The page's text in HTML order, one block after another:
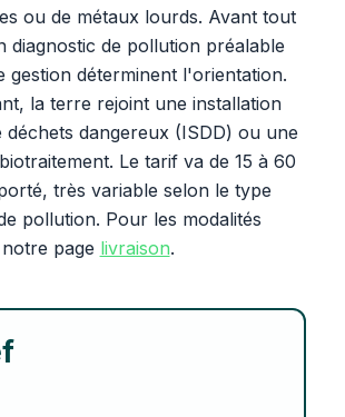
ou de métaux lourds. Avant tout
diagnostic de pollution préalable
gestion déterminent l'orientation.
la terre rejoint une installation
déchets dangereux (ISDD) ou une
Le tarif va de 15 à 60
très variable selon le type
pollution. Pour les modalités
page livraison.